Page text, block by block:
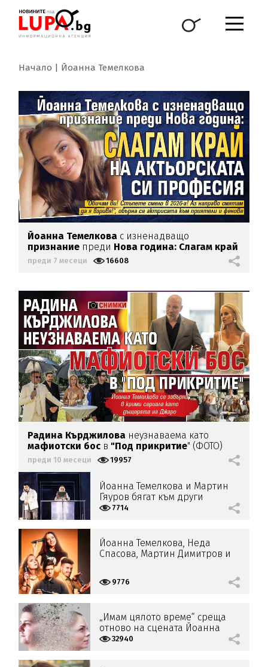
Начало Йоанна Темелкова
Йоанна Темелкова с изненадващо
признание преди Нова година: Слагам край
наактьорската си професия
преди 7 месеци 16608
Радина Кърджилова неузнаваема като
мафиотски бос в "Под прикритие" (ФОТО)
преди 10 месеци 19957
Йоанна Темелкова и Мартин
Гяуров бягат към други
вселени (ФОТО+ВИДЕО)
7714
Йоанна Темелкова, Неда
Спасова, Мартин Димитров и
9776
„Имам цялото време“ среща
отново на сцената Йоанна
Темелкова и Мартин Гяуров
32940